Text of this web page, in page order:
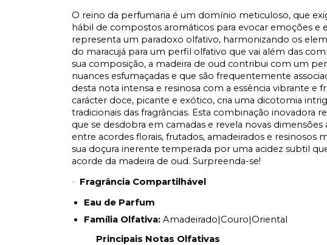
O reino da perfumaria é um domínio meticuloso, que
hábil de compostos aromáticos para evocar emoções e
representa um paradoxo olfativo, harmonizando os
do maracujá para um perfil olfativo que vai além das
sua composição, a madeira de oud contribui com um
nuances esfumaçadas e que são frequentemente
desta nota intensa e resinosa com a essência vibrante e
carácter doce, picante e exótico, cria uma dicotomia
tradicionais das fragrâncias. Esta combinação inovadora
que se desdobra em camadas e revela novas
entre acordes florais, frutados, amadeirados e resinosos
sua doçura inerente temperada por uma acidez subtil
acorde da madeira de oud. Surpreenda-se!
·
Fragrância Compartilhável
Eau de Parfum
Família Olfativa: Amadeirado|Couro|Oriental
Principais Notas Olfativas